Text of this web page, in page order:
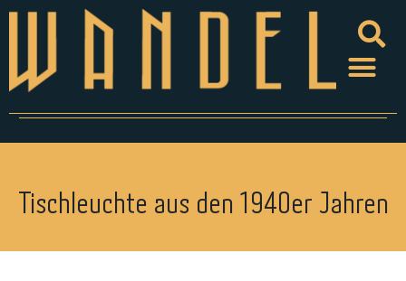
Tischleuchte aus den 1940er Jahren